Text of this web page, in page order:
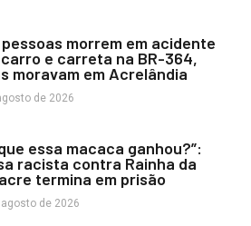
morrem em acidente
e carreta na BR-364,
moravam em Acrelândia
de 2026
essa macaca ganhou?”:
racista contra Rainha da
termina em prisão
de 2026